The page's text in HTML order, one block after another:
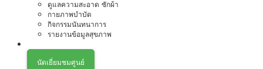
ดูแลความสะอาด ซักผ้า
กายภาพบำบัด
กิจกรรมนันทนาการ
รายงานข้อมูลสุขภาพ
นัดเยี่ยมชมศูนย์